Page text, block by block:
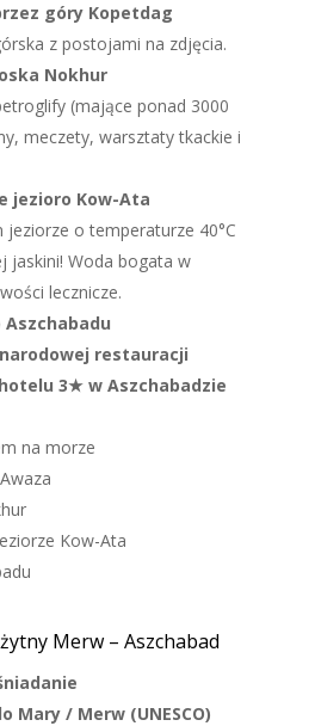
góry Kopetdag
z postojami na zdjęcia.
Nokhur
(mające ponad 3000
meczety, warsztaty tkackie i
jezioro Kow-Ata
jeziorze o temperaturze 40°C
jaskini! Woda bogata w
lecznicze.
Aszchabadu
restauracji
3★ w Aszchabadzie
na morze
Kow-Ata
Merw – Aszchabad
Mary / Merw (UNESCO)